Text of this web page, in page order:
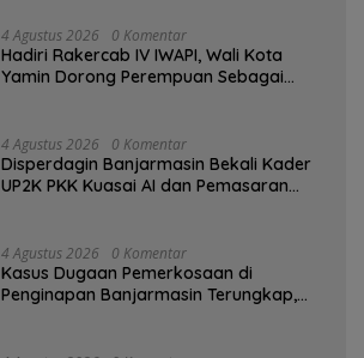
4 Agustus 2026 0 Komentar
Hadiri Rakercab IV IWAPI, Wali Kota
Yamin Dorong Perempuan Sebagai
4 Agustus 2026 0 Komentar
Disperdagin Banjarmasin Bekali Kader
UP2K PKK Kuasai AI dan Pemasaran
4 Agustus 2026 0 Komentar
Kasus Dugaan Pemerkosaan di
Penginapan Banjarmasin Terungkap,